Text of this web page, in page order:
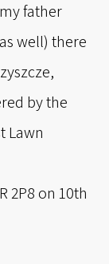
father
well) there
by the
Lawn
2P8 on 10th